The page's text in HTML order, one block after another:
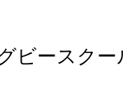
ビースクー